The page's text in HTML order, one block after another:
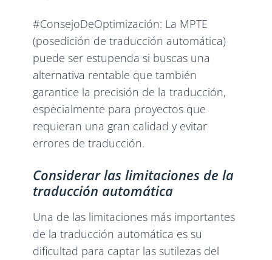
#ConsejoDeOptimización: La MPTE
(posedición de traducción automática)
puede ser estupenda si buscas una
alternativa rentable que también
garantice la precisión de la traducción,
especialmente para proyectos que
requieran una gran calidad y evitar
errores de traducción.
Considerar las limitaciones de la
traducción automática
Una de las limitaciones más importantes
de la traducción automática es su
dificultad para captar las sutilezas del